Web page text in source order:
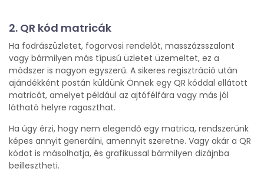
2. QR kód matricák
Ha fodrászüzletet, fogorvosi rendelőt, masszázsszalont
vagy bármilyen más típusú üzletet üzemeltet, ez a
módszer is nagyon egyszerű. A sikeres regisztráció után
ajándékként postán küldünk Önnek egy QR kóddal ellátott
matricát, amelyet például az ajtófélfára vagy más jól
látható helyre ragaszthat.
Ha úgy érzi, hogy nem elegendő egy matrica, rendszerünk
képes annyit generálni, amennyit szeretne. Vagy akár a QR
kódot is másolhatja, és grafikussal bármilyen dizájnba
beillesztheti.